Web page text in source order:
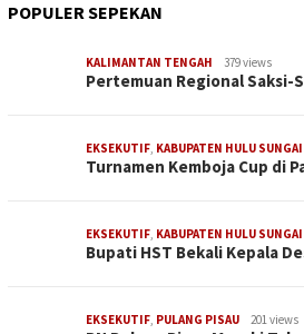
POPULER SEPEKAN
KALIMANTAN TENGAH 379 views
Pertemuan Regional Saksi-
EKSEKUTIF, KABUPATEN HULU
Turnamen Kemboja Cup di
EKSEKUTIF, KABUPATEN HULU
Bupati HST Bekali Kepala
EKSEKUTIF, PULANG PISAU 201 views